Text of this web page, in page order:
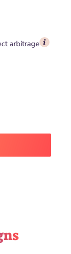
arbitrage